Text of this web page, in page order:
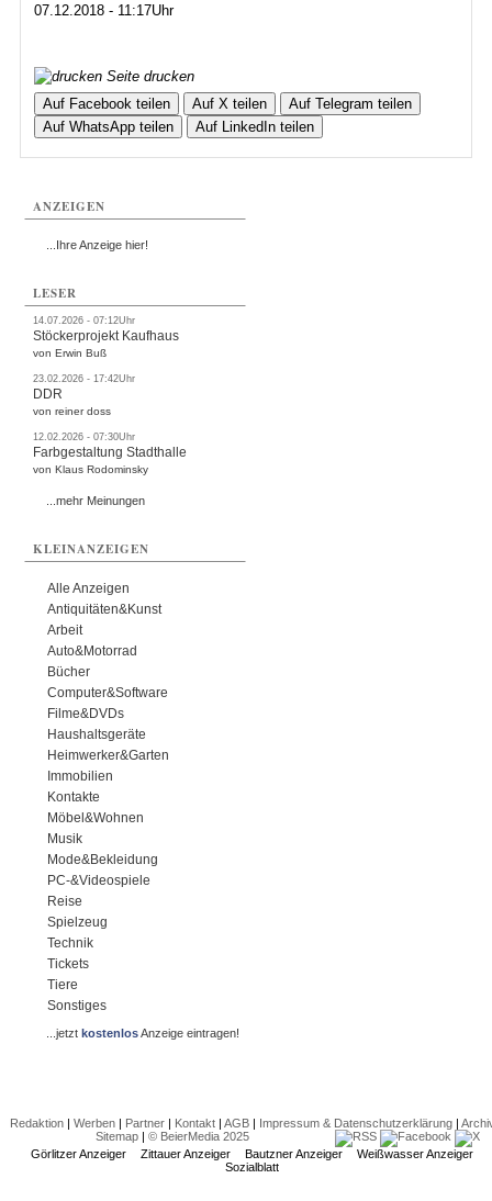
07.12.2018 - 11:17Uhr
Seite drucken
Auf Facebook teilen
Auf X teilen
Auf Telegram teilen
Auf WhatsApp teilen
Auf LinkedIn teilen
ANZEIGEN
...Ihre Anzeige hier!
LESER
14.07.2026 - 07:12Uhr
Stöckerprojekt Kaufhaus
von Erwin Buß
23.02.2026 - 17:42Uhr
DDR
von reiner doss
12.02.2026 - 07:30Uhr
Farbgestaltung Stadthalle
von Klaus Rodominsky
...mehr Meinungen
KLEINANZEIGEN
Alle Anzeigen
Antiquitäten&Kunst
Arbeit
Auto&Motorrad
Bücher
Computer&Software
Filme&DVDs
Haushaltsgeräte
Heimwerker&Garten
Immobilien
Kontakte
Möbel&Wohnen
Musik
Mode&Bekleidung
PC-&Videospiele
Reise
Spielzeug
Technik
Tickets
Tiere
Sonstiges
...jetztkostenlosAnzeige eintragen!
Redaktion| Werben| Partner| Kontakt| AGB| Impressum & Datenschutzerklärung|
Sitemap| © BeierMedia 2025
Görlitzer Anzeiger
Zittauer Anzeiger Bautzner Anzeiger
Weißwasser Anzeiger
Sozialblatt